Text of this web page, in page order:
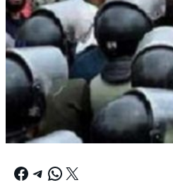
Facebook Telegram WhatsApp X